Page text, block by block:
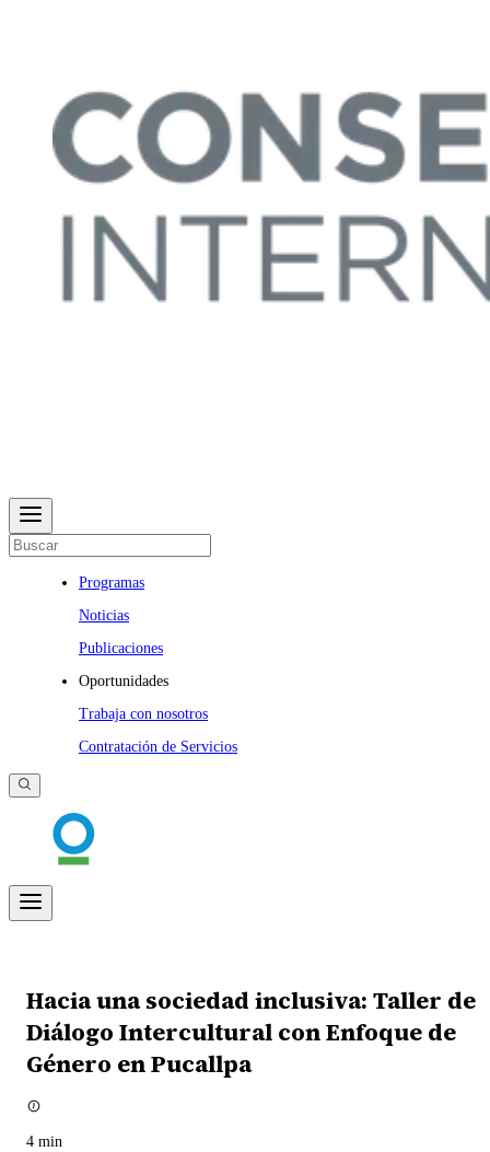
Programas
Noticias
Publicaciones
Oportunidades
Trabaja con nosotros
Contratación de Servicios
Hacia una sociedad inclusiva: Taller de
Diálogo Intercultural con Enfoque de
Género en Pucallpa
4 min